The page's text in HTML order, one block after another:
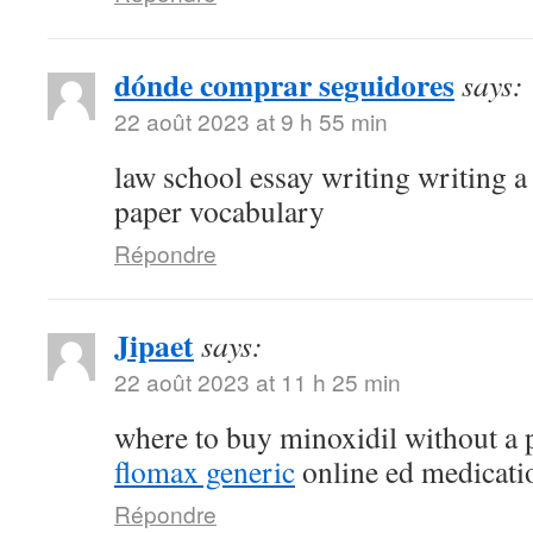
dónde comprar seguidoressays:
22 août 2023 at 9 h 55 min
law school essay writing writing a
paper vocabulary
Répondre
Jipaetsays:
22 août 2023 at 11 h 25 min
where to buy minoxidil without
flomax genericonline ed
Répondre